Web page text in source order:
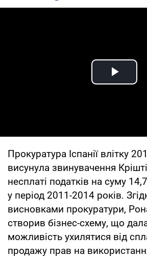
Play
Прокуратура Іспанії влітку
висунула звинувачення
несплаті податків на суму
у період 2011-2014 років.
висновками прокуратури,
створив бізнес-схему, що
можливість ухилятися від
продажу прав на